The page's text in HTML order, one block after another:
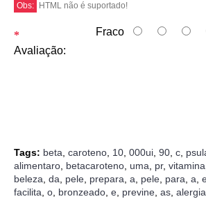
Obs: HTML não é suportado!
Avaliação:
Fraco
Tags: beta, caroteno, 10, 000ui, 90, c,
alimentaro, betacaroteno, uma, pr, vitamina
beleza, da, pele, prepara, a, pele, para, a,
facilita, o, bronzeado, e, previne, as,